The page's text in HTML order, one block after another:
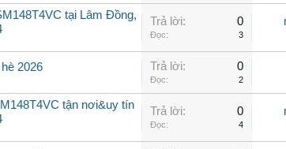
tại Lâm Đồng,
Trả lời: 0
Đọc: 3
2026 Trả lời: 0
Đọc: 2
tận nơi&uy tín
Trả lời: 0
Đọc: 4